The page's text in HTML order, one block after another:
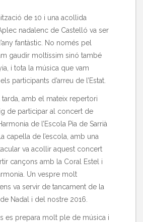
de 10 i una acollida
nadalenc de Castelló va ser
fantàstic. No només pel
gaudir moltíssim sinó també
i tota la música que vam
participants d’arreu de l’Estat.
tarda, amb el mateix repertori
de participar al concert de
de l’Escola Pia de Sarrià
capella de l’escola, amb una
va acollir aquest concert
cançons amb la Coral Estel i
Un vespre molt
va servir de tancament de la
Nadal i del nostre 2016.
es prepara molt ple de música i